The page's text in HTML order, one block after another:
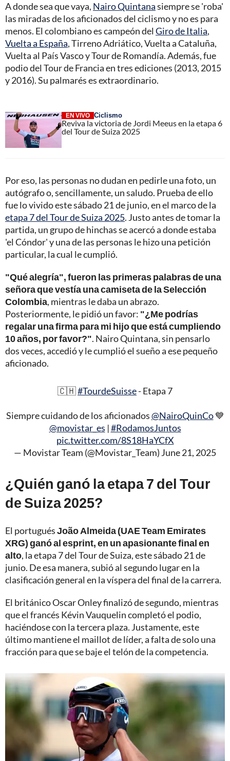
A donde sea que vaya, Nairo Quintanasiempre se 'roba'
las miradas de los aficionados del ciclismo y no es para
menos. El colombiano es campeón del Giro de Italia,
Vuelta a España, Tirreno Adriático, Vuelta a Cataluña,
Vuelta al País Vasco y Tour de Romandía. Además, fue
podio del Tour de Francia en tres ediciones (2013, 2015
y 2016). Su palmarés es extraordinario.
EN VIVO Ciclismo
Reviva la victoria de Jordi Meeus en la etapa 6
del Tour de Suiza 2025
Por eso, las personas no dudan en pedirle una foto, un
autógrafo o, sencillamente, un saludo. Prueba de ello
fue lo vivido este sábado 21 de junio, en el marco de la
etapa 7 del Tour de Suiza 2025. Justo antes de tomar la
partida, un grupo de hinchas se acercó a donde estaba
'el Cóndor' y una de las personas le hizo una petición
particular, la cual le cumplió.
"Qué alegría", fueron las primeras palabras de una
señora que vestía una camiseta de la Selección
Colombia, mientras le daba un abrazo.
Posteriormente, le pidió un favor: "¿Me podrías
regalar una firma para mi hijo que está cumpliendo
10 años, por favor?". Nairo Quintana, sin pensarlo
dos veces, accedió y le cumplió el sueño a ese pequeño
aficionado.
🇨🇭#TourdeSuisse- Etapa 7
Siempre cuidando de los aficionados@NairoQuinCo💙
@movistar_es |#RodamosJuntos
pic.twitter.com/8S18HaYCfX
— Movistar Team (@Movistar_Team) June 21, 2025
¿Quién ganó la etapa 7 del Tour
de Suiza 2025?
El portuguésJoão Almeida (UAE Team Emirates
XRG) ganó al esprint, en un apasionante final en
alto, la etapa 7 del Tour de Suiza, este sábado 21 de
junio. De esa manera, subió al segundo lugar en la
clasificación general en la víspera del final de la carrera.
El británico Oscar Onley finalizó de segundo, mientras
que el francés Kévin Vauquelin completó el podio,
haciéndose con la tercera plaza. Justamente, este
último mantiene el maillot de líder, a falta de solo una
fracción para que se baje el telón de la competencia.